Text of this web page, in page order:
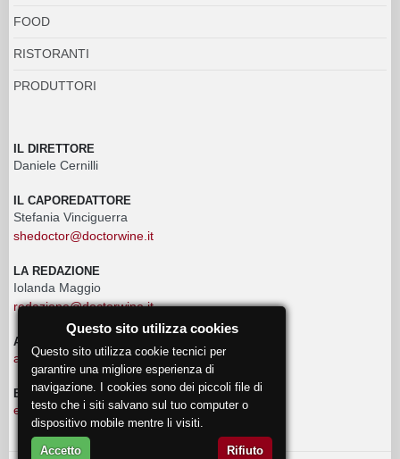
FOOD
RISTORANTI
PRODUTTORI
IL DIRETTORE
Daniele Cernilli
IL CAPOREDATTORE
Stefania Vinciguerra
shedoctor@doctorwine.it
LA REDAZIONE
Iolanda Maggio
redazione@doctorwine.it
ADVERTISING
advertising@doctorwine.it
EVENTI
eventi@doctorwine.it
Questo sito utilizza cookies
Questo sito utilizza cookie tecnici per
garantire una migliore esperienza di
navigazione. I cookies sono dei piccoli file di
testo che i siti salvano sul tuo computer o
dispositivo mobile mentre li visiti.
Accetto Rifiuto